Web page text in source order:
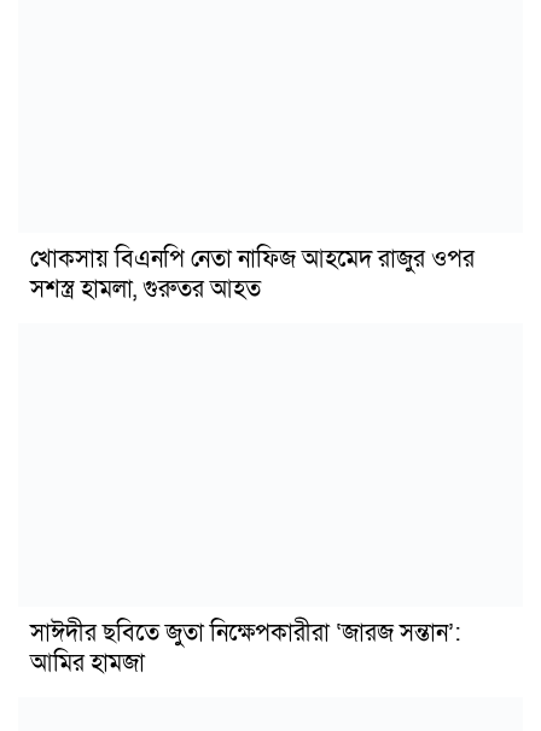
খোকসায় বিএনপি নেতা নাফিজ আহমেদ রাজুর ওপর
সশস্ত্র হামলা, গুরুতর আহত
সাঈদীর ছবিতে জুতা নিক্ষেপকারীরা ‘জারজ সন্তান’:
আমির হামজা